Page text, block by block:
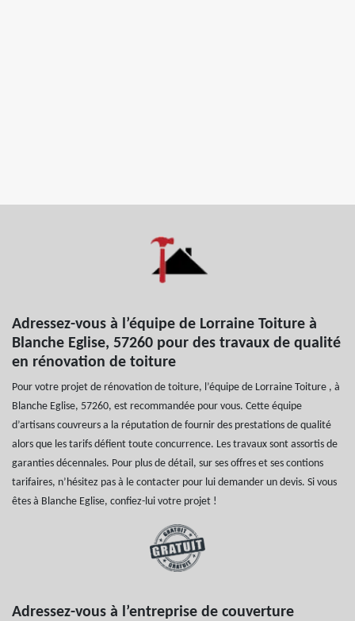
Adressez-vous à l’équipe de Lorraine Toiture à
Blanche Eglise, 57260 pour des travaux de qualité
en rénovation de toiture
Pour votre projet de rénovation de toiture, l’équipe de Lorraine Toiture , à
Blanche Eglise, 57260, est recommandée pour vous. Cette équipe
d’artisans couvreurs a la réputation de fournir des prestations de qualité
alors que les tarifs défient toute concurrence. Les travaux sont assortis de
garanties décennales. Pour plus de détail, sur ses offres et ses contions
tarifaires, n’hésitez pas à le contacter pour lui demander un devis. Si vous
êtes à Blanche Eglise, confiez-lui votre projet !
Adressez-vous à l’entreprise de couverture